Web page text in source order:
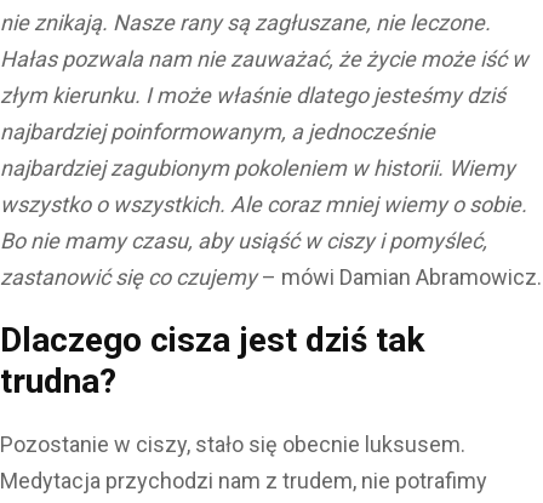
nie znikają. Nasze rany są zagłuszane, nie leczone.
Hałas pozwala nam nie zauważać, że życie może iść w
złym kierunku. I może właśnie dlatego jesteśmy dziś
najbardziej poinformowanym, a jednocześnie
najbardziej zagubionym pokoleniem w historii. Wiemy
wszystko o wszystkich. Ale coraz mniej wiemy o sobie.
Bo nie mamy czasu, aby usiąść w ciszy i pomyśleć,
zastanowić się co czujemy– mówi Damian Abramowicz.
Dlaczego cisza jest dziś tak
trudna?
Pozostanie w ciszy, stało się obecnie luksusem.
Medytacja przychodzi nam z trudem, nie potrafimy